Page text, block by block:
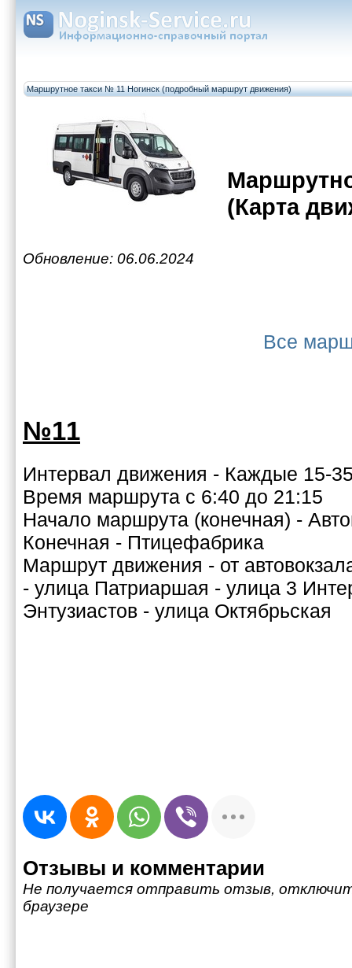
Маршрутное такси № 11 Ногинск (подробный маршрут движения)
(Карта
Обновление: 06.06.2024
Все
№11
Интервал движения - Каждые 15-
Время маршрута с 6:40 до 21:15
Начало маршрута (конечная) -
Конечная - Птицефабрика
Маршрут движения - от
- улица Патриаршая - улица 3
Энтузиастов - улица Октябрьская
Отзывы и комментарии
Не получается отправить отзыв,
браузере